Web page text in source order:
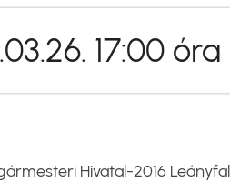
17:00 óra
Hivatal-2016